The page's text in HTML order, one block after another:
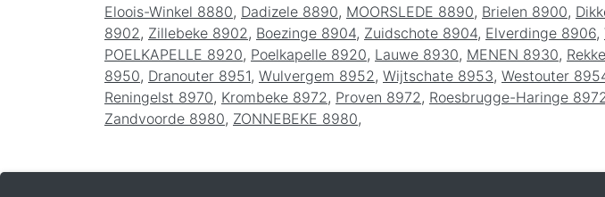
Eloois-Winkel 8880, Dadizele 8890, MOORSLEDE 8890, Brielen 8900,
8902 , Zillebeke 8902 , Boezinge 8904, Zuidschote 8904, Elverdinge 8906,
POELKAPELLE 8920, Poelkapelle 8920, Lauwe 8930, MENEN 8930,
8950, Dranouter 8951, Wulvergem 8952 , Wijtschate 8953, Westouter
Reningelst 8970, Krombeke 8972 , Proven 8972 , Roesbrugge-Haringe 8972
Zandvoorde 8980, ZONNEBEKE 8980,